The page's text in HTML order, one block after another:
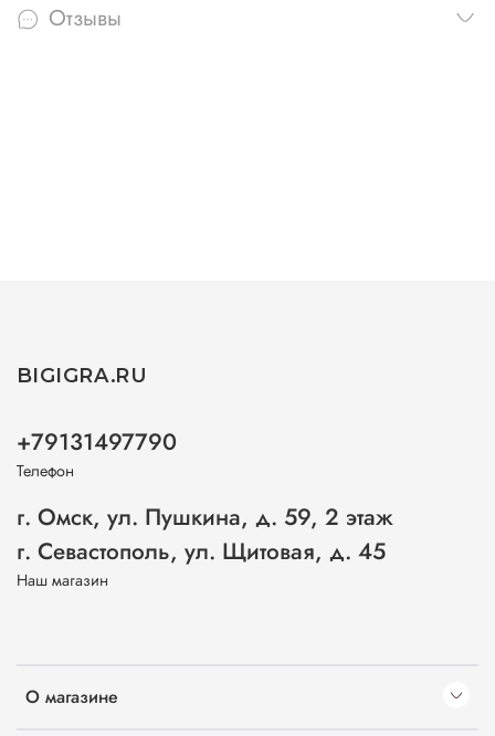
Отзывы
О магазине
BIGIGRA.RU
+79131497790
Телефон
г. Омск, ул. Пушкина, д. 59, 2 этаж
г. Севастополь, ул. Щитовая, д. 45
Наш магазин